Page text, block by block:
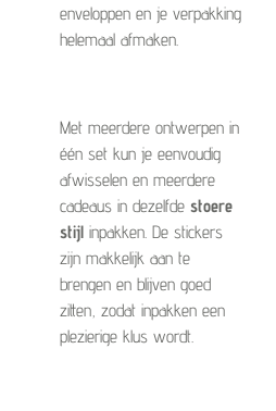
enveloppen en je verpakking
helemaal afmaken.
Met meerdere ontwerpen in
één set kun je eenvoudig
afwisselen en meerdere
cadeaus in dezelfde stoere
stijl inpakken. De stickers
zijn makkelijk aan te
brengen en blijven goed
zitten, zodat inpakken een
plezierige klus wordt.